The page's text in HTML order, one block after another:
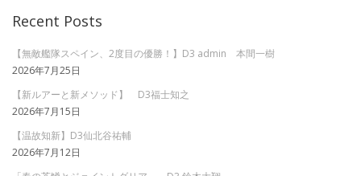
ゲ
ー
シ
ョ
ン
Recent Posts
【無敵艦隊スペイン、2度目の優勝！】D3 admin 本間一樹
2026年7月25日
【新ルアーと新メソッド】 D3福士知之
2026年7月15日
【温故知新】D3仙北谷祐輔
2026年7月12日